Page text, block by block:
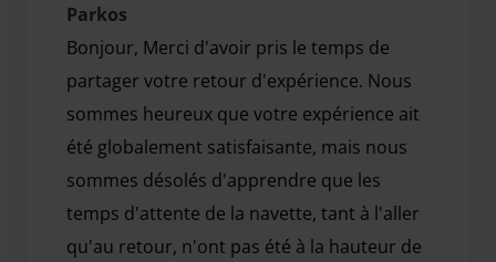
Parkos
Bonjour, Merci d'avoir pris le temps de
partager votre retour d'expérience. Nous
sommes heureux que votre expérience ait
été globalement satisfaisante, mais nous
sommes désolés d'apprendre que les
temps d'attente de la navette, tant à l'aller
qu'au retour, n'ont pas été à la hauteur de